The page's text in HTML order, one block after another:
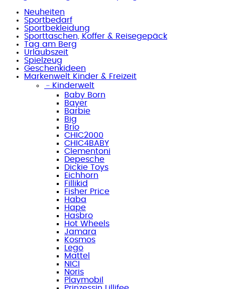
Neuheiten
Sportbedarf
Sportbekleidung
Sporttaschen, Koffer & Reisegepäck
Tag am Berg
Urlaubszeit
Spielzeug
Geschenkideen
Markenwelt Kinder & Freizeit
﹣ Kinderwelt
Baby Born
Bayer
Barbie
Big
Brio
CHIC2000
CHIC4BABY
Clementoni
Depesche
Dickie Toys
Eichhorn
Fillikid
Fisher Price
Haba
Hape
Hasbro
Hot Wheels
Jamara
Kosmos
Lego
Mattel
NICI
Noris
Playmobil